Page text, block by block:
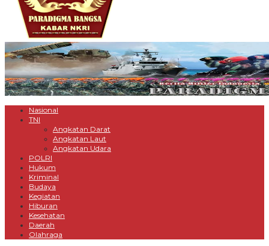
Nasional
TNI
Angkatan Darat
Angkatan Laut
Angkatan Udara
POLRI
Hukum
Kriminal
Budaya
Kegiatan
Hiburan
Kesehatan
Daerah
Olahraga